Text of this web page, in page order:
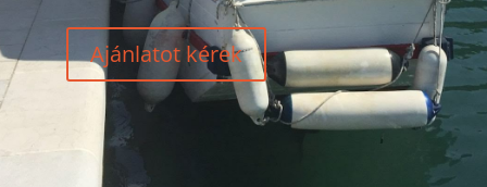
Ajánlatot kérek